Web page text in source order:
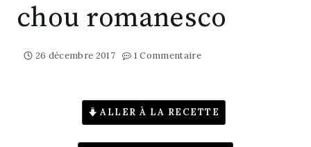
chou romanesco
26 décembre 2017 1 Commentaire
ALLER À LA RECETTE